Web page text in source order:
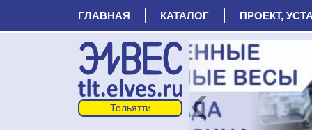
ГЛАВНАЯ КАТАЛОГ ПРОЕКТ,
‹